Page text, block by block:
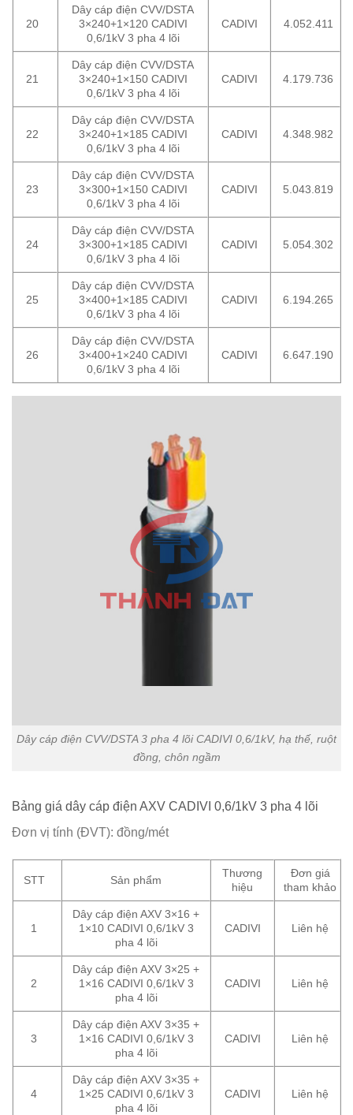
20
Dây cáp điện CVV/DSTA
3×240+1×120 CADIVI
0,6/1kV 3 pha 4 lõi
CADIVI 4.052.411
21
Dây cáp điện CVV/DSTA
3×240+1×150 CADIVI
0,6/1kV 3 pha 4 lõi
CADIVI 4.179.736
22
Dây cáp điện CVV/DSTA
3×240+1×185 CADIVI
0,6/1kV 3 pha 4 lõi
CADIVI 4.348.982
23
Dây cáp điện CVV/DSTA
3×300+1×150 CADIVI
0,6/1kV 3 pha 4 lõi
CADIVI 5.043.819
24
Dây cáp điện CVV/DSTA
3×300+1×185 CADIVI
0,6/1kV 3 pha 4 lõi
CADIVI 5.054.302
25
Dây cáp điện CVV/DSTA
3×400+1×185 CADIVI
0,6/1kV 3 pha 4 lõi
CADIVI 6.194.265
26
Dây cáp điện CVV/DSTA
3×400+1×240 CADIVI
0,6/1kV 3 pha 4 lõi
CADIVI 6.647.190
Dây cáp điện CVV/DSTA 3 pha 4 lõi CADIVI 0,6/1kV, hạ thế, ruột
đồng, chôn ngầm
Bảng giá dây cáp điện AXV CADIVI 0,6/1kV 3 pha 4 lõi
Đơn vị tính (ĐVT): đồng/mét
STT Sản phẩm
Thương
hiệu
Đơn giá
tham khảo
1
Dây cáp điện AXV 3×16 +
1×10 CADIVI 0,6/1kV 3
pha 4 lõi
CADIVI Liên hệ
2
Dây cáp điện AXV 3×25 +
1×16 CADIVI 0,6/1kV 3
pha 4 lõi
CADIVI Liên hệ
3
Dây cáp điện AXV 3×35 +
1×16 CADIVI 0,6/1kV 3
pha 4 lõi
CADIVI Liên hệ
4
Dây cáp điện AXV 3×35 +
1×25 CADIVI 0,6/1kV 3
pha 4 lõi
CADIVI Liên hệ